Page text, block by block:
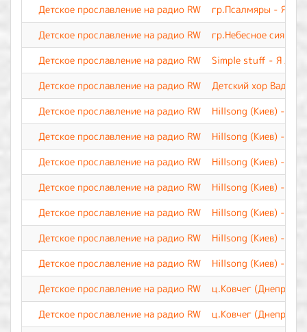
Детское прославление на радио RW
гр.Псалмяры - Я
Детское прославление на радио RW
гр.Небесное
Детское прославление на радио RW
Simple stuff - Я
Детское прославление на радио RW
Детский хор Вадима
Детское прославление на радио RW
Hillsong (Киев) - Я
Детское прославление на радио RW
Hillsong (Киев) -
Детское прославление на радио RW
Hillsong (Киев) - Ты
Детское прославление на радио RW
Hillsong (Киев) - О
Детское прославление на радио RW
Hillsong (Киев) -
Детское прославление на радио RW
Hillsong (Киев) -
Детское прославление на радио RW
Hillsong (Киев) -
Детское прославление на радио RW
ц.Ковчег (Днепр) -
Детское прославление на радио RW
ц.Ковчег (Днепр) -